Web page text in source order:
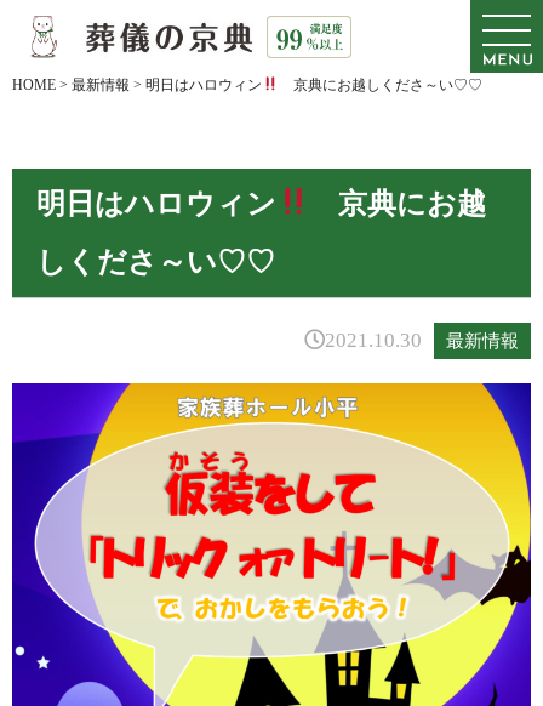
HOME > 最新情報 > 明日はハロウィン 京典にお越しくださ～い♡♡
明日はハロウィン
京典にお越
しくださ～い♡♡
2021.10.30 最新情報